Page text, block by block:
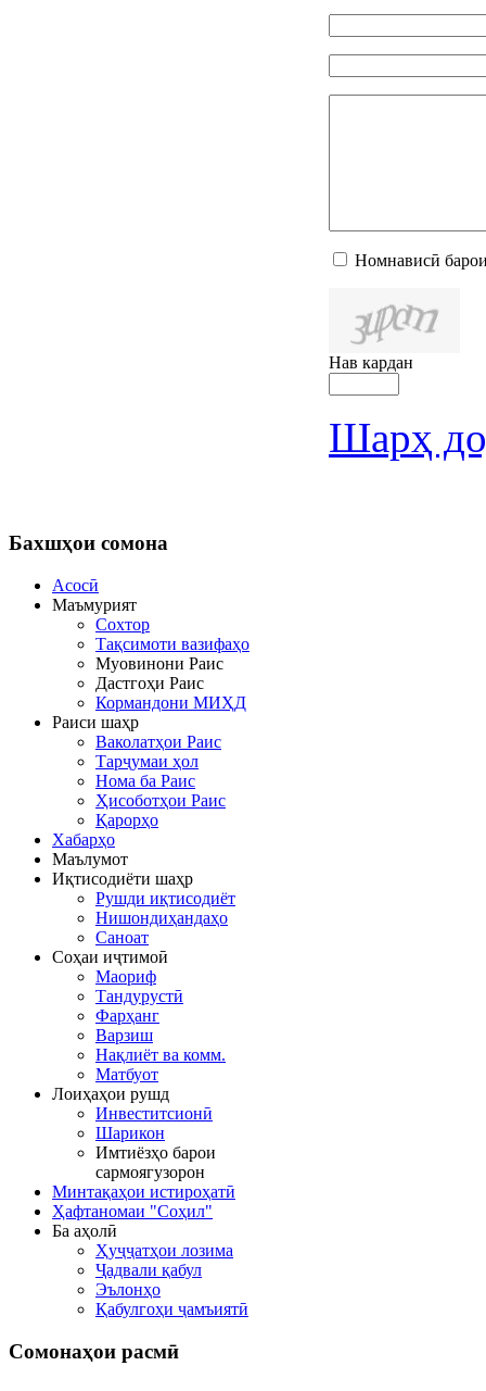
Номнависӣ
Нав кардан
Шарҳ
Бахшҳои сомона
Асосӣ
Маъмурият
Сохтор
Тақсимоти вазифаҳо
Муовинони Раис
Дастгоҳи Раис
Кормандони МИҲД
Раиси шаҳр
Ваколатҳои Раис
Тарҷумаи ҳол
Нома ба Раис
Ҳисоботҳои Раис
Қарорҳо
Хабарҳо
Маълумот
Иқтисодиёти шаҳр
Рушди иқтисодиёт
Нишондиҳандаҳо
Саноат
Соҳаи иҷтимоӣ
Маориф
Тандурустӣ
Фарҳанг
Варзиш
Нақлиёт ва комм.
Матбуот
Лоиҳаҳои рушд
Инвеститсионӣ
Шарикон
Имтиёзҳо барои
сармоягузорон
Минтақаҳои истироҳатӣ
Ҳафтаномаи "Соҳил"
Ба аҳолӣ
Ҳуҷҷатҳои лозима
Ҷадвали қабул
Эълонҳо
Қабулгоҳи ҷамъиятӣ
Сомонаҳои расмӣ